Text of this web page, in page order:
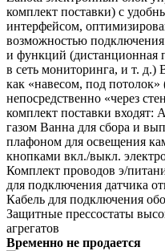
комплект поставки) с
интерфейсом,
возможностью
и функций (дистанционная
в сеть мониторинга, и т. д.)
как «навесом, под потолок»
непосредственно «через
комплект поставки входят:
газом Ванна для сбора и
плафоном для освещения
кнопками вкл./выкл.
Комплект проводов э/
для подключения датчика
Кабель для подключения
Защитные прессостаты
агрегатов
Временно не продается